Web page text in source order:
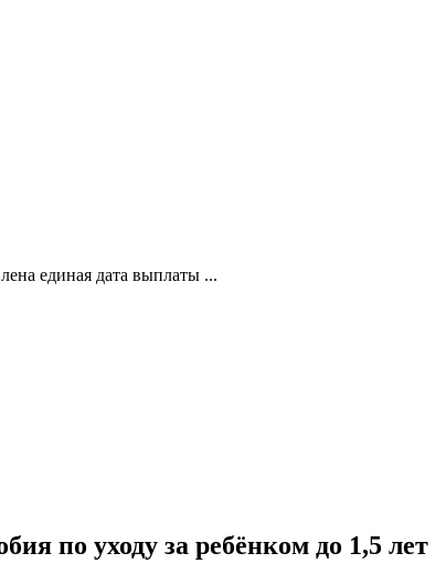
единая дата выплаты ...
по уходу за ребёнком до 1,5 лет